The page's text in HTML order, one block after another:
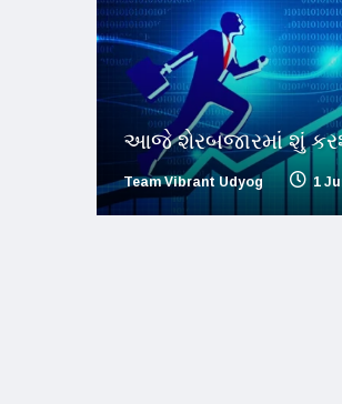
આજે શેરબજારમાં શું
Team Vibrant Udyog 1